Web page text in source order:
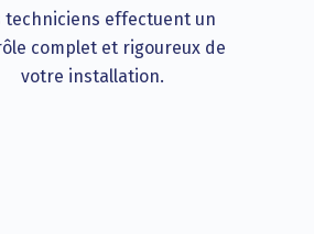
techniciens effectuent un
complet et rigoureux de
votre installation.